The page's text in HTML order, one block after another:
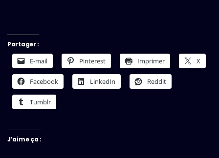
Partager :
E-mail Pinterest Imprimer X
Facebook LinkedIn Reddit
Tumblr
J’aime ça :